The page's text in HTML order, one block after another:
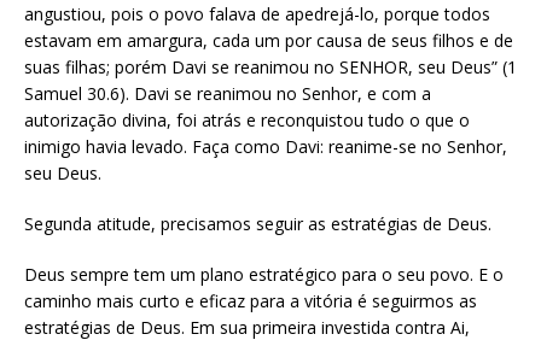
angustiou, pois o povo falava de apedrejá-lo, porque todos
estavam em amargura, cada um por causa de seus filhos e de
suas filhas; porém Davi se reanimou no SENHOR, seu Deus” (1
Samuel 30.6). Davi se reanimou no Senhor, e com a
autorização divina, foi atrás e reconquistou tudo o que o
inimigo havia levado. Faça como Davi: reanime-se no Senhor,
seu Deus.
Segunda atitude, precisamos seguir as estratégias de Deus.
Deus sempre tem um plano estratégico para o seu povo. E o
caminho mais curto e eficaz para a vitória é seguirmos as
estratégias de Deus. Em sua primeira investida contra Ai,